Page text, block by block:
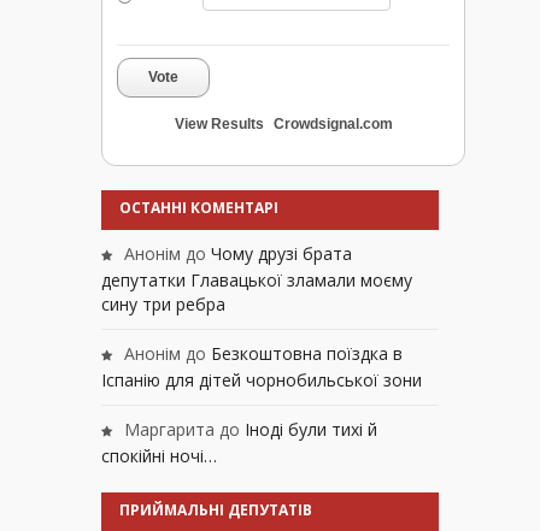
Vote
View Results Crowdsignal.com
ОСТАННІ КОМЕНТАРІ
Анонім до Чому друзі брата
депутатки Главацької зламали моєму
сину три ребра
Анонім до Безкоштовна поїздка в
Іспанію для дітей чорнобильської зони
Маргарита до Іноді були тихі й
спокійні ночі…
ПРИЙМАЛЬНІ ДЕПУТАТІВ